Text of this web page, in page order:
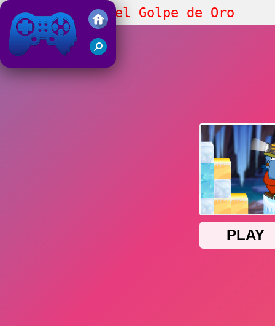
Friv
Cueva Helada del Golpe de Oro